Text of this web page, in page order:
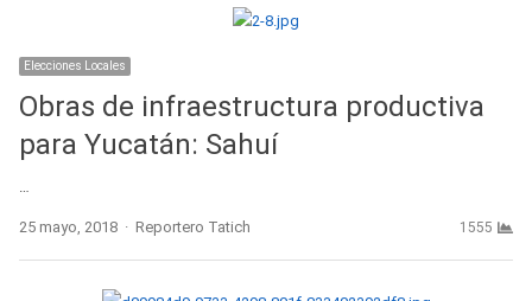
Elecciones Locales
Obras de infraestructura productiva
para Yucatán: Sahuí
…
25 mayo, 2018 Author
Reportero Tatich 1555